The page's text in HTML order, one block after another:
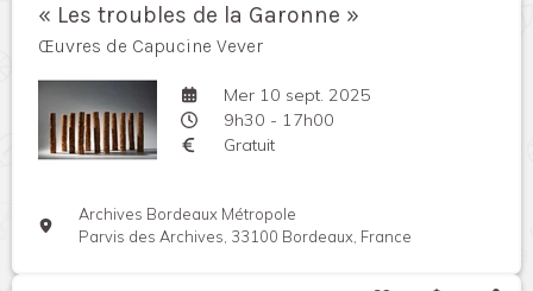
« Les troubles de la Garonne »
Œuvres de Capucine Vever
Mer 10 sept. 2025
9h30 - 17h00
Gratuit
Archives Bordeaux Métropole
Parvis des Archives, 33100 Bordeaux, France